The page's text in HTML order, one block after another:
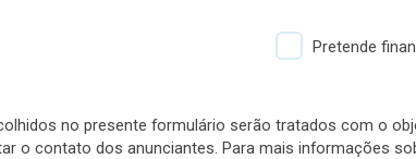
Pretende
no presente formulário serão tratados com o
o contato dos anunciantes. Para mais informações